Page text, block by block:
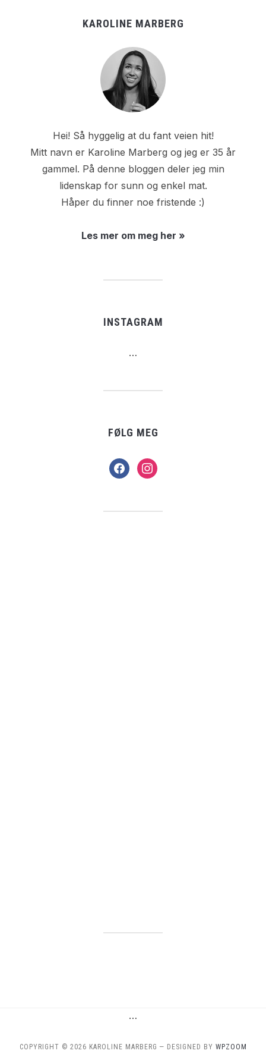
KAROLINE MARBERG
Hei! Så hyggelig at du fant veien hit!
Mitt navn er Karoline Marberg og jeg er 35 år
gammel. På denne bloggen deler jeg min
lidenskap for sunn og enkel mat.
Håper du finner noe fristende :)
Les mer om meg her »
INSTAGRAM
…
FØLG MEG
facebookinstagram
…
COPYRIGHT © 2026 KAROLINE MARBERG — DESIGNED BY WPZOOM